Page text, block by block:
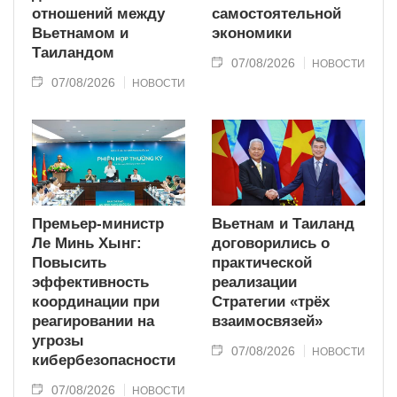
отношений между
Вьетнамом и
Таиландом
07/08/2026 НОВОСТИ
самостоятельной
экономики
07/08/2026 НОВОСТИ
Премьер-министр
Ле Минь Хынг:
Повысить
эффективность
координации при
реагировании на
угрозы
кибербезопасности
07/08/2026 НОВОСТИ
Вьетнам и Таиланд
договорились о
практической
реализации
Стратегии «трёх
взаимосвязей»
07/08/2026 НОВОСТИ